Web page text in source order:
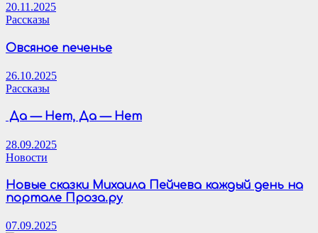
20.11.2025
Рассказы
Овсяное печенье
26.10.2025
Рассказы
Да — Нет, Да — Нет
28.09.2025
Новости
Новые сказки Михаила Пейчева каждый день на
портале Проза.ру
07.09.2025